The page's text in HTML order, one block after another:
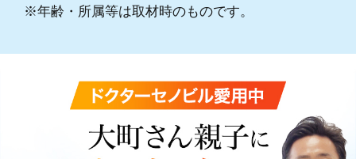
※年齢・所属等は取材時のものです。